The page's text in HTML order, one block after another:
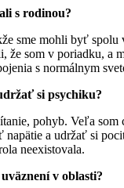
s rodinou?
sme mohli byť spolu
že som v poriadku, a
s normálnym
si psychiku?
pohyb. Veľa som
napätie a udržať si
neexistovala.
v oblasti?